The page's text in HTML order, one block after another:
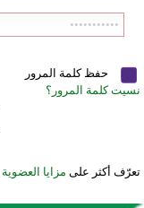
حفظ كلمة المرور
نسيت كلمة المرور؟
تعرّف أكثر على مزايا العضوية